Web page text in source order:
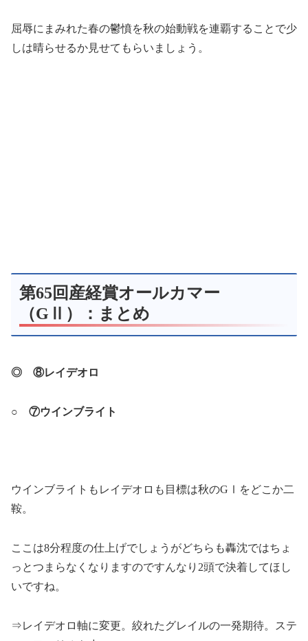
屈辱にまみれた春の鬱憤を秋の始動戦を連覇することで少
しは晴らせるか見せてもらいましょう。
第65回産経賞オールカマー
（GⅡ）：まとめ
◎ ⑧レイデオロ
○ ⑦ウインブライト
ウインブライトもレイデオロも目標は秋のGⅠをどこか二
鞍。
ここは8分程度の仕上げでしょうがどちらも轟沈ではちょ
っとつまらなくなりますのですんなり2頭で決着してほし
いですね。
⇒レイデオロ軸に変更。絞れたグレイルの一発期待。ステ